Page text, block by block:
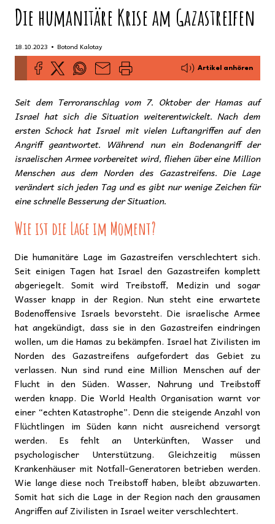
Die humanitäre Krise am Gazastreifen
18.10.2023 • Botond Kalotay
Artikel anhören
Seit dem Terroranschlag vom 7. Oktober der Hamas auf
Israel hat sich die Situation weiterentwickelt. Nach dem
ersten Schock hat Israel mit vielen Luftangriffen auf den
Angriff geantwortet. Während nun ein Bodenangriff der
israelischen Armee vorbereitet wird, fliehen über eine Million
Menschen aus dem Norden des Gazastreifens. Die Lage
verändert sich jeden Tag und es gibt nur wenige Zeichen für
eine schnelle Besserung der Situation.
Wie ist die Lage im Moment?
Die humanitäre Lage im Gazastreifen verschlechtert sich.
Seit einigen Tagen hat Israel den Gazastreifen komplett
abgeriegelt. Somit wird Treibstoff, Medizin und sogar
Wasser knapp in der Region. Nun steht eine erwartete
Bodenoffensive Israels bevorsteht. Die israelische Armee
hat angekündigt, dass sie in den Gazastreifen eindringen
wollen, um die Hamas zu bekämpfen. Israel hat Zivilisten im
Norden des Gazastreifens aufgefordert das Gebiet zu
verlassen. Nun sind rund eine Million Menschen auf der
Flucht in den Süden. Wasser, Nahrung und Treibstoff
werden knapp. Die World Health Organisation warnt vor
einer “echten Katastrophe”. Denn die steigende Anzahl von
Flüchtlingen im Süden kann nicht ausreichend versorgt
werden. Es fehlt an Unterkünften, Wasser und
psychologischer Unterstützung. Gleichzeitig müssen
Krankenhäuser mit Notfall-Generatoren betrieben werden.
Wie lange diese noch Treibstoff haben, bleibt abzuwarten.
Somit hat sich die Lage in der Region nach den grausamen
Angriffen auf Zivilisten in Israel weiter verschlechtert.